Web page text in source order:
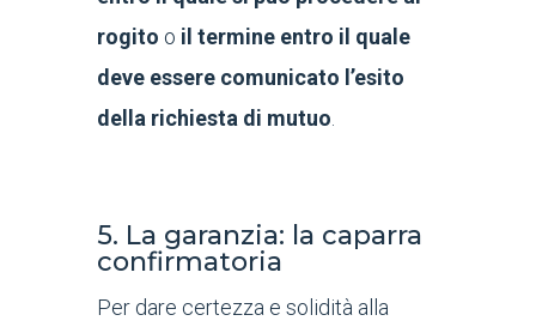
rogito o il termine entro il quale
deve essere comunicato l’esito
della richiesta di mutuo
5. La garanzia: la caparra
confirmatoria
Per dare certezza e solidità alla